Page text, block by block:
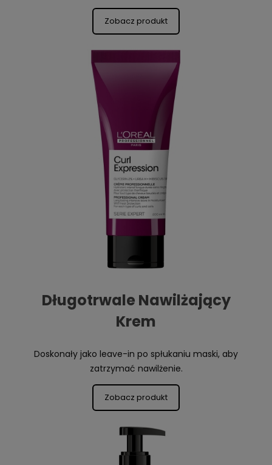
Zobacz produkt
Długotrwale Nawilżający
Krem
Doskonały jako leave-in po spłukaniu maski, aby
zatrzymać nawilżenie.
Zobacz produkt